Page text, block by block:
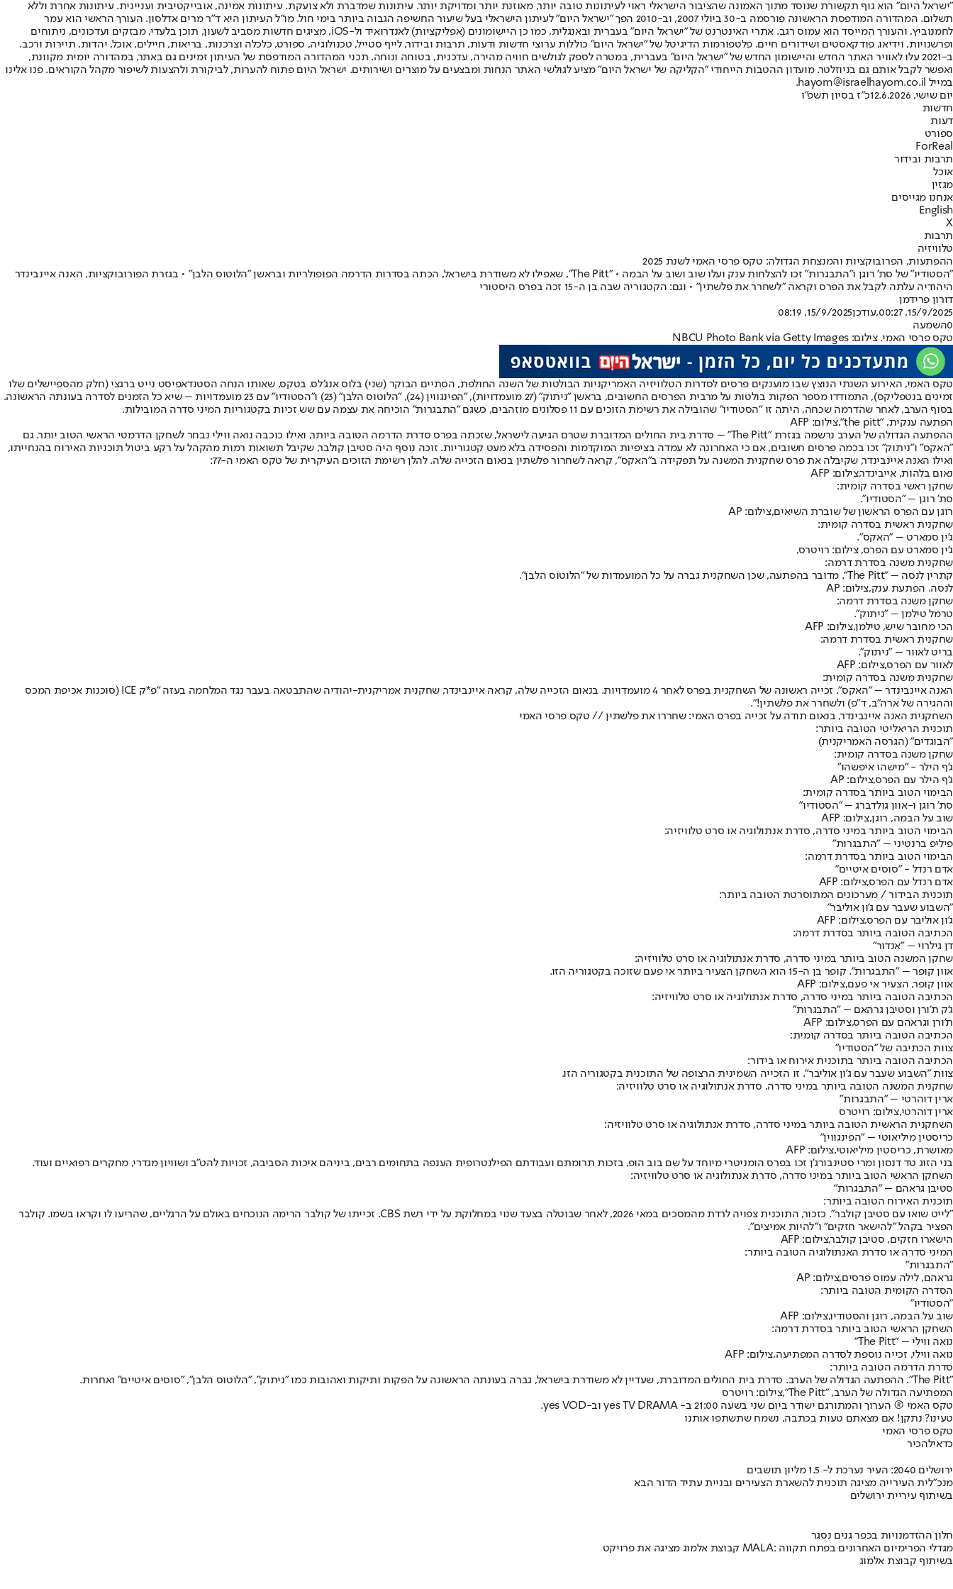
"ישראל היום" הוא גוף תקשורת שנוסד מתוך האמונה שהציבור הישראלי ראוי לעיתונות טובה יותר, מאוזנת יותר ומדויקת יותר. עיתונות שמדברת ולא צועקת. עיתונות אמינה, אובייקטיבית ועניינית. עיתונות אחרת וללא
תשלום. המהדורה המודפסת הראשונה פורסמה ב-30 ביולי 2007, וב-2010 הפך "ישראל היום" לעיתון הישראלי בעל שיעור החשיפה הגבוה ביותר בימי חול. מו"ל העיתון היא ד"ר מרים אדלסון. העורך הראשי הוא עמר
לחמנוביץ, והעורך המייסד הוא עמוס רגב. אתרי האינטרנט של "ישראל היום" בעברית ובאנגלית, כמו כן היישומונים (אפליקציות) לאנדרואיד ול-iOS, מציגים חדשות מסביב לשעון, תוכן בלעדי, מבזקים ועדכונים, ניתוחים
ופרשנויות, וידיאו, פודקאסטים ושידורים חיים. פלטפורמות הדיגיטל של "ישראל היום" כוללות ערוצי חדשות ודעות, תרבות ובידור, לייף סטייל, טכנולוגיה, ספורט, כלכלה וצרכנות, בריאות, חיילים, אוכל, יהדות, תיירות ורכב.
ב-2021 עלו לאוויר האתר החדש והיישומון החדש של "ישראל היום" בעברית, במטרה לספק לגולשים חוויה מהירה, עדכנית, בטוחה ונוחה. תכני המהדורה המודפסת של העיתון זמינים גם באתר, במהדורה יומית מקוונת,
ואפשר לקבל אותם גם בניוזלטר. מועדון ההטבות הייחודי "הקליקה של ישראל היום" מציע לגולשי האתר הנחות ומבצעים על מוצרים ושירותים. ישראל היום פתוח להערות, לביקורת ולהצעות לשיפור מקהל הקוראים. פנו אלינו
במייל hayom@israelhayom.co.il.
יום שישי, 12.6.2026
כ"ז בסיון תשפ"ו
חדשות
דעות
ספורט
ForReal
תרבות ובידור
אוכל
מגזין
אנחנו מגייסים
English
X
תרבות
טלוויזיה
ההפתעות, הפרובוקציות והמנצחת הגדולה: טקס פרסי האמי לשנת 2025
"הסטודיו" של סת' רוגן ו"התבגרות" זכו להצלחות ענק ועלו שוב ושוב על הבמה • "The Pitt", שאפילו לא משודרת בישראל, הכתה בסדרות הדרמה הפופולריות ובראשן "הלוטוס הלבן" • בגזרת הפורובוקציות, האנה איינבינדר
היהודיה עלתה לקבל את הפרס וקראה "לשחרר את פלשתין" • וגם: הקטגוריה שבה בן ה-15 זכה בפרס היסטורי
דורון פרידמן
15/9/2025, 00:27
,עודכן15/9/2025, 08:19
0השמעה
טקס פרסי האמי. צילום: NBCU Photo Bank via Getty Images
טקס האמי, האירוע השנתי הנוצץ שבו מוענקים פרסים לסדרות הטלוויזיה האמריקניות הבולטות של השנה החולפת, הסתיים הבוקר (שני) בלוס אנג'לס. בטקס, שאותו הנחה הסטנדאפיסט נייט ברגצי (חלק מהספיישלים שלו
זמינים בנטפליקס), התמודדו מספר הפקות בולטות על מרבית הפרסים החשובים, בראשן "ניתוק" (27 מועמדויות), "הפינגווין (24), "הלוטוס הלבן" (23) ו"הסטודיו" עם 23 מועמדויות – שיא כל הזמנים לסדרה בעונתה הראשונה.
בסוף הערב, לאחר שהדרמה שכחה, היתה זו "הסטודיו" שהובילה את רשימת הזוכים עם 11 פסלונים מוזהבים, כשגם "התבגרות" הוכיחה את עצמה עם שש זכיות בקטגוריות המיני סדרה המובילות.
הפתעה ענקית, "the pitt",צילום: AFP
ההפתעה הגדולה של הערב נרשמה בגזרת "The Pitt" – סדרת בית החולים המדוברת שטרם הגיעה לישראל, שזכתה בפרס סדרת הדרמה הטובה ביותר, ואילו כוכבה נואה ווילי נבחר לשחקן הדרמטי הראשי הטוב יותר. גם
"האקס" ו"ניתוק" זכו בכמה פרסים חשובים, אם כי האחרונה לא עמדה בציפיות המוקדמות והפסידה בלא מעט קטגוריות. זוכה נוסף היה סטיבן קולבר, שקיבל תשואות רמות מהקהל על רקע ביטול תוכניות האירוח בהנחייתו,
ואילו האנה איינבינדר, שקיבלה את פרס שחקנית המשנה על תפקידה ב"האקס", קראה לשחרור פלשתין בנאום הזכייה שלה. להלן רשימת הזוכים העיקרית של טקס האמי ה-77:
נאום בלהות, אייבינדר,צילום: AFP
שחקן ראשי בסדרה קומית:
סת' רוגן – "הסטודיו".
רוגן עם הפרס הראשון של שוברת השיאים,צילום: AP
שחקנית ראשית בסדרה קומית:
ג'ין סמארט – "האקס".
ג'ין סמארט עם הפרס, צילום: רויטרס,
שחקנית משנה בסדרת דרמה:
קתרין לנסה – "The Pitt". מדובר בהפתעה, שכן השחקנית גברה על כל המועמדות של "הלוטוס הלבן".
לנסה. הפתעת ענק,צילום: AP
שחקן משנה בסדרת דרמה:
טרמל טילמן – "ניתוק".
הכי מחובר שיש, טילמן,צילום: AFP
שחקנית ראשית בסדרת דרמה:
בריט לאוור – "ניתוק".
לאוור עם הפרס,צילום: AFP
שחקנית משנה בסדרה קומית:
האנה איינבינדר – "האקס". זכייה ראשונה של השחקנית בפרס לאחר 4 מועמדויות. בנאום הזכייה שלה, קראה איינבינדר, שחקנית אמריקנית-יהודיה שהתבטאה בעבר נגד המלחמה בעזה "פ*ק ICE (סוכנות אכיפת המכס
וההגירה של ארה"ב, ד"פ) ולשחרר את פלשתין!".
השחקנית האנה איינבינדר, בנאום תודה על זכייה בפרס האמי: שחררו את פלשתין // טקס פרסי האמי
תוכנית הריאליטי הטובה ביותר:
"הבוגדים" (הגרסה האמריקנית)
שחקן משנה בסדרה קומית:
ג'ף הילר - "מישהו איפשהו"
ג'ף הילר עם הפרס,צילום: AP
הבימוי הטוב ביותר בסדרה קומית:
סת' רוגן ו-אוון גולדברג – "הסטודיו"
שוב על הבמה, רוגן,צילום: AFP
הבימוי הטוב ביותר במיני סדרה, סדרת אנתולוגיה או סרט טלוויזיה:
פיליפ ברנטיני – "התבגרות"
הבימוי הטוב ביותר בסדרת דרמה:
אדם רנדל - "סוסים איטיים"
אדם רנדל עם הפרס,צילום: AFP
תוכנית הבידור / מערכונים המתוסרטת הטובה ביותר:
"השבוע שעבר עם ג'ון אוליבר"
ג'ון אוליבר עם הפרס,צילום: AFP
הכתיבה הטובה ביותר בסדרת דרמה:
דן גילרוי – "אנדור"
שחקן המשנה הטוב ביותר במיני סדרה, סדרת אנתולוגיה או סרט טלוויזיה:
אוון קופר – "התבגרות". קופר בן ה-15 הוא השחקן הצעיר ביותר אי פעם שזוכה בקטגוריה הזו.
אוון קופר, הצעיר אי פעם,צילום: AFP
הכתיבה הטובה ביותר במיני סדרה, סדרת אנתולוגיה או סרט טלוויזיה:
ג'ק ת'ורן וסטיבן גרהאם – "התבגרות"
ת'ורן וגראהם עם הפרס,צילום: AFP
הכתיבה הטובה ביותר בסדרה קומית:
צוות הכתיבה של "הסטודיו"
הכתיבה הטובה ביותר בתוכנית אירוח או בידור:
צוות "השבוע שעבר עם ג'ון אוליבר". זו הזכייה השמינית הרצופה של התוכנית בקטגוריה הזו.
שחקנית המשנה הטובה ביותר במיני סדרה, סדרת אנתולוגיה או סרט טלוויזיה:
ארין דוהרטי – "התבגרות"
ארין דוהרטי,צילום: רויטרס
השחקנית הראשית הטובה ביותר במיני סדרה, סדרת אנתולוגיה או סרט טלוויזיה:
כריסטין מיליאוטי – "הפינגווין"
מאושרת, כריסטין מיליאוטי,צילום: AFP
בני הזוג טד דנסון ומרי סטינבורג'ן זכו בפרס הומניטרי מיוחד על שם בוב הופ, בזכות תרומתם ועבודתם הפילנטרופית הענפה בתחומים רבים, ביניהם איכות הסביבה, זכויות להט"ב ושוויון מגדרי, מחקרים רפואיים ועוד.
השחקן הראשי הטוב ביותר במיני סדרה, סדרת אנתולוגיה או סרט טלוויזיה:
סטיבן גראהם – "התבגרות"
תוכנית האירוח הטובה ביותר:
"לייט שואו עם סטיבן קולבר". כזכור, התוכנית צפויה לרדת מהמסכים במאי 2026, לאחר שבוטלה בצעד שנוי במחלוקת על ידי רשת CBS. זכייתו של קולבר הרימה הנוכחים באולם על הרגליים, שהריעו לו וקראו בשמו. קולבר
הפציר בקהל "להישאר חזקים" ו"להיות אמיצים".
הישארו חזקים, סטיבן קולבר,צילום: AFP
המיני סדרה או סדרת האנתולוגיה הטובה ביותר:
"התבגרות"
גראהם, לילה עמוס פרסים,צילום: AP
הסדרה הקומית הטובה ביותר:
"הסטודיו"
שוב על הבמה, רוגן והסטודיו,צילום: AFP
השחקן הראשי הטוב ביותר בסדרת דרמה:
נואה ווילי – "The Pitt"
נואה ווילי, זכייה נוספת לסדרה המפתיעה,צילום: AFP
סדרת הדרמה הטובה ביותר:
"The Pitt". ההפתעה הגדולה של הערב. סדרת בית החולים המדוברת, שעדיין לא משודרת בישראל, גברה בעונתה הראשונה על הפקות ותיקות ואהובות כמו "ניתוק", "הלוטוס הלבן", "סוסים איטיים" ואחרות.
המפתיעה הגדולה של הערב, "The Pitt",צילום: רויטרס
טקס האמי ® הערוך והמתורגם ישודר ביום שני בשעה 21:00 ב- yes TV DRAMA וב-yes VOD.
טעינו? נתקן! אם מצאתם טעות בכתבה, נשמח שתשתפו אותנו
טקס פרסי האמי
כדאילהכיר
ירושלים 2040: העיר נערכת ל- 1.5 מליון תושבים
מנכ"לית העירייה מציגה תוכנית להשארת הצעירים ובניית עתיד הדור הבא
בשיתוף עיריית ירושלים
חלון ההזדמנויות בכפר גנים נסגר
קבוצת אלמוג מציגה את פרויקט MALA: מגדלי הפרימיום האחרונים בפתח תקווה
בשיתוף קבוצת אלמוג